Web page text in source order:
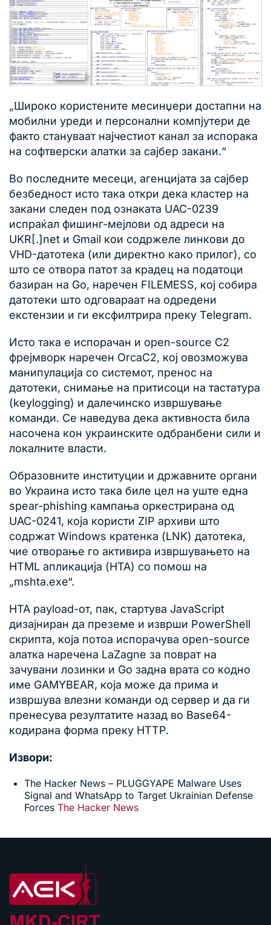
„Широко користените месинџери достапни на
мобилни уреди и персонални компјутери де
факто стануваат најчестиот канал за испорака
на софтверски алатки за сајбер закани.“
Во последните месеци, агенцијата за сајбер
безбедност исто така откри дека кластер на
закани следен под ознаката UAC-0239
испраќал фишинг-мејлови од адреси на
UKR[.]net и Gmail кои содржеле линкови до
VHD-датотека (или директно како прилог), со
што се отвора патот за крадец на податоци
базиран на Go, наречен FILEMESS, кој собира
датотеки што одговараат на одредени
екстензии и ги ексфилтрира преку Telegram.
Исто така е испорачан и open-source C2
фрејмворк наречен OrcaC2, кој овозможува
манипулација со системот, пренос на
датотеки, снимање на притисоци на тастатура
(keylogging) и далечинско извршување
команди. Се наведува дека активноста била
насочена кон украинските одбранбени сили и
локалните власти.
Образовните институции и државните органи
во Украина исто така биле цел на уште една
spear-phishing кампања оркестрирана од
UAC-0241, која користи ZIP архиви што
содржат Windows кратенка (LNK) датотека,
чие отворање го активира извршувањето на
HTML апликација (HTA) со помош на
„mshta.exe“.
HTA payload-от, пак, стартува JavaScript
дизајниран да преземе и изврши PowerShell
скрипта, која потоа испорачува open-source
алатка наречена LaZagne за поврат на
зачувани лозинки и Go задна врата со кодно
име GAMYBEAR, која може да прима и
извршува влезни команди од сервер и да ги
пренесува резултатите назад во Base64-
кодирана форма преку HTTP.
Извори:
The Hacker News – PLUGGYAPE Malware Uses
Signal and WhatsApp to Target Ukrainian Defense
Forces The Hacker News